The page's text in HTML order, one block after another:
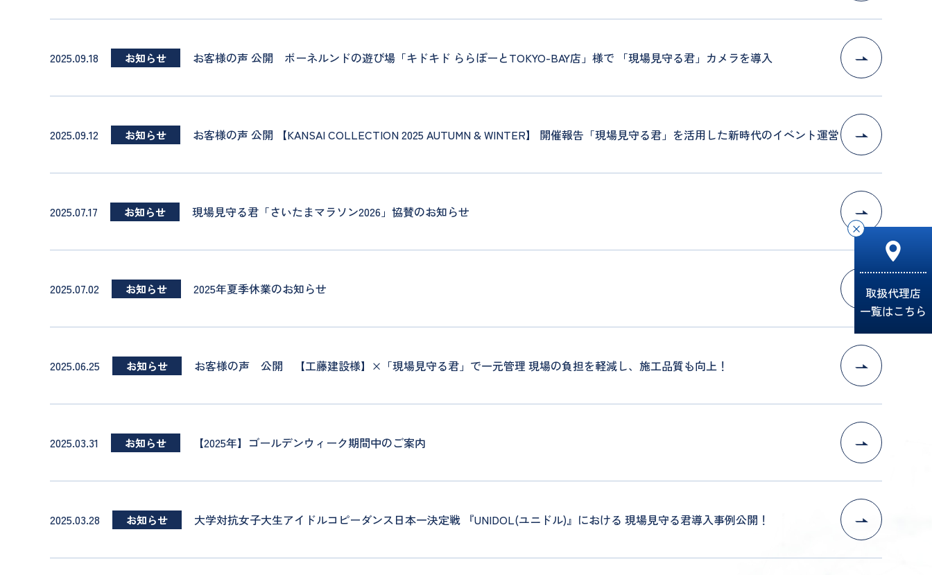
2025.09.18 お知らせ お客様の声 公開 ボーネルンドの遊び場「キドキド ららぽーとTOKYO-BAY店」様で 「現場見守る君」カメラを導入
2025.09.12 お知らせ お客様の声 公開 【KANSAI COLLECTION 2025 AUTUMN & WINTER】 開催報告「現場見守る君」を活用した新時代のイベント運営
2025.07.17 お知らせ 現場見守る君「さいたまマラソン2026」協賛のお知らせ
2025.07.02 お知らせ 2025年夏季休業のお知らせ
2025.06.25 お知らせ お客様の声 公開 【工藤建設様】×「現場見守る君」で一元管理 現場の負担を軽減し、施工品質も向上！
2025.03.31 お知らせ 【2025年】ゴールデンウィーク期間中のご案内
2025.03.28 お知らせ 大学対抗女子大生アイドルコピーダンス日本一決定戦 『UNIDOL(ユニドル)』における 現場見守る君導入事例公開！
×
取扱代理店
一覧はこちら